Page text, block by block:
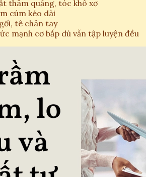
thâm quầng, tóc khô xơ
cúm kéo dài
tê chân tay
mạnh cơ bắp dù vẫn tập luyện đều